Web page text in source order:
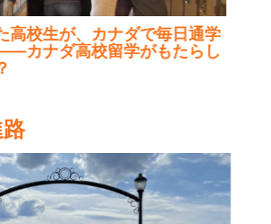
高校生が、カナダで毎日通学
カナダ高校留学がもたらし